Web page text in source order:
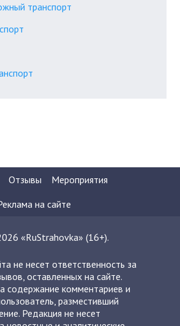
транспорт
Отзывы
Мероприятия
на сайте
«RuStrahovka» (16+).
не несет ответственность за
оставленных на сайте.
содержание комментариев и
разместивший
Редакция не несет